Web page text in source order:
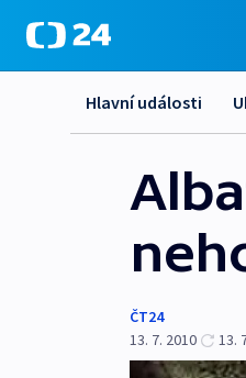
Hlavní události
ČT24
13. 7. 2010
13.